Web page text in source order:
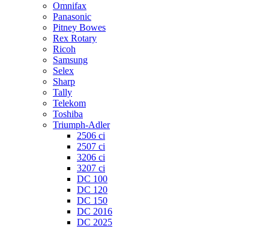
Omnifax
Panasonic
Pitney Bowes
Rex Rotary
Ricoh
Samsung
Selex
Sharp
Tally
Telekom
Toshiba
Triumph-Adler
2506 ci
2507 ci
3206 ci
3207 ci
DC 100
DC 120
DC 150
DC 2016
DC 2025